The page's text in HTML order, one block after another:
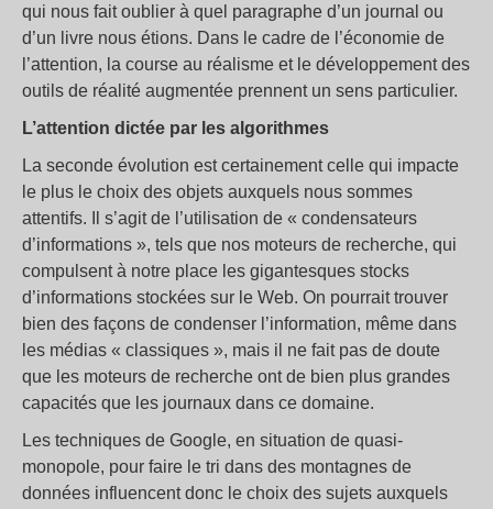
qui nous fait oublier à quel paragraphe d’un journal ou
d’un livre nous étions. Dans le cadre de l’économie de
l’attention, la course au réalisme et le développement des
outils de réalité augmentée prennent un sens particulier.
L’attention dictée par les algorithmes
La seconde évolution est certainement celle qui impacte
le plus le choix des objets auxquels nous sommes
attentifs. Il s’agit de l’utilisation de « condensateurs
d’informations », tels que nos moteurs de recherche, qui
compulsent à notre place les gigantesques stocks
d’informations stockées sur le Web. On pourrait trouver
bien des façons de condenser l’information, même dans
les médias « classiques », mais il ne fait pas de doute
que les moteurs de recherche ont de bien plus grandes
capacités que les journaux dans ce domaine.
Les techniques de Google, en situation de quasi-
monopole, pour faire le tri dans des montagnes de
données influencent donc le choix des sujets auxquels